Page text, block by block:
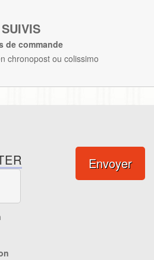
SUIVIS
de commande
chronopost ou colissimo
Envoyer